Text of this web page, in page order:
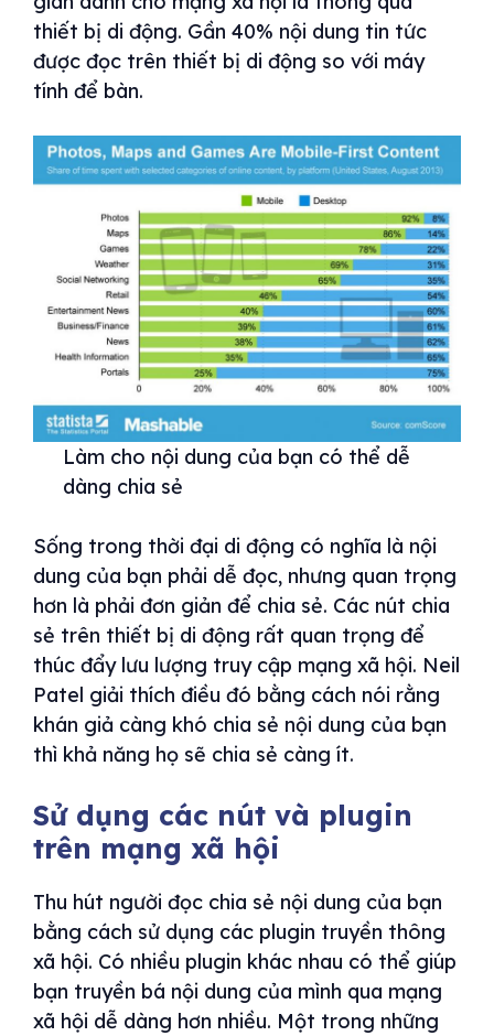
thiết bị di động. Gần 40% nội dung tin tức
được đọc trên thiết bị di động so với máy
tính để bàn.
Làm cho nội dung của bạn có thể dễ
dàng chia sẻ
Sống trong thời đại di động có nghĩa là nội
dung của bạn phải dễ đọc, nhưng quan trọng
hơn là phải đơn giản để chia sẻ. Các nút chia
sẻ trên thiết bị di động rất quan trọng để
thúc đẩy lưu lượng truy cập mạng xã hội. Neil
Patel giải thích điều đó bằng cách nói rằng
khán giả càng khó chia sẻ nội dung của bạn
thì khả năng họ sẽ chia sẻ càng ít.
Sử dụng các nút và plugin
trên mạng xã hội
Thu hút người đọc chia sẻ nội dung của bạn
bằng cách sử dụng các plugin truyền thông
xã hội. Có nhiều plugin khác nhau có thể giúp
bạn truyền bá nội dung của mình qua mạng
xã hội dễ dàng hơn nhiều. Một trong những